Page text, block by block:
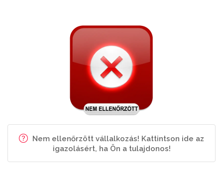
Nem ellenőrzött vállalkozás! Kattintson ide az
igazolásért, ha Ön a tulajdonos!